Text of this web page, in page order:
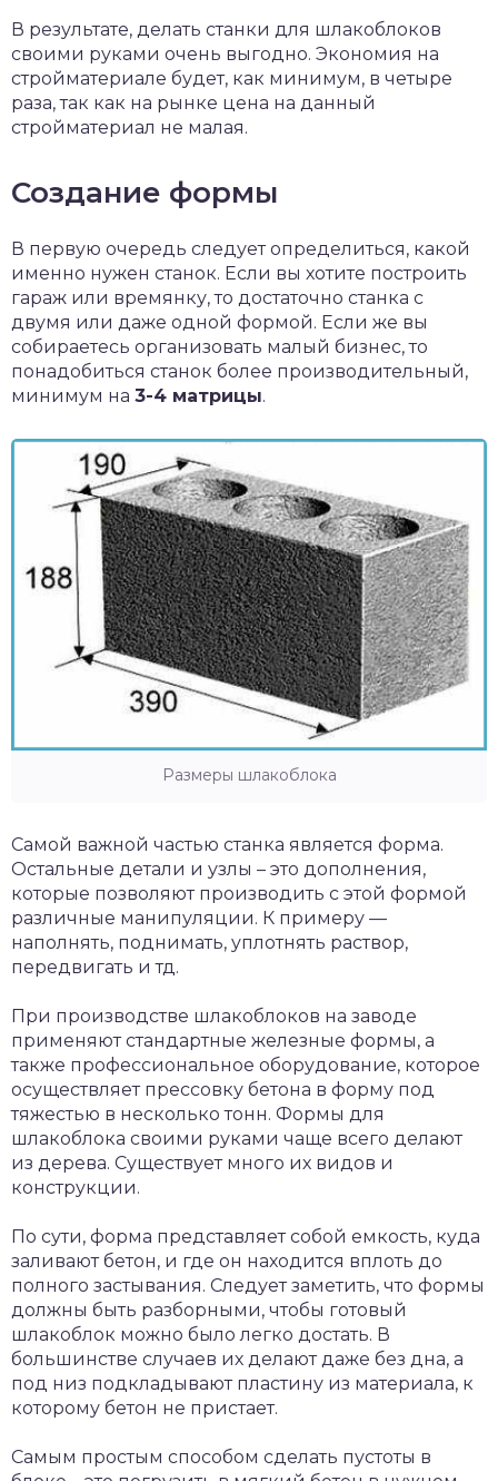
В результате, делать станки для шлакоблоков
своими руками очень выгодно. Экономия на
стройматериале будет, как минимум, в четыре
раза, так как на рынке цена на данный
стройматериал не малая.
Создание формы
В первую очередь следует определиться, какой
именно нужен станок. Если вы хотите построить
гараж или времянку, то достаточно станка с
двумя или даже одной формой. Если же вы
собираетесь организовать малый бизнес, то
понадобиться станок более производительный,
минимум на 3-4 матрицы.
Размеры шлакоблока
Самой важной частью станка является форма.
Остальные детали и узлы – это дополнения,
которые позволяют производить с этой формой
различные манипуляции. К примеру —
наполнять, поднимать, уплотнять раствор,
передвигать и тд.
При производстве шлакоблоков на заводе
применяют стандартные железные формы, а
также профессиональное оборудование, которое
осуществляет прессовку бетона в форму под
тяжестью в несколько тонн. Формы для
шлакоблока своими руками чаще всего делают
из дерева. Существует много их видов и
конструкции.
По сути, форма представляет собой емкость, куда
заливают бетон, и где он находится вплоть до
полного застывания. Следует заметить, что формы
должны быть разборными, чтобы готовый
шлакоблок можно было легко достать. В
большинстве случаев их делают даже без дна, а
под низ подкладывают пластину из материала, к
которому бетон не пристает.
Самым простым способом сделать пустоты в